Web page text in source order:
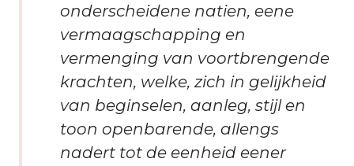
onderscheidene natien, eene
vermaagschapping en
vermenging van voortbrengende
krachten, welke, zich in gelijkheid
van beginselen, aanleg, stijl en
toon openbarende, allengs
nadert tot de eenheid eener